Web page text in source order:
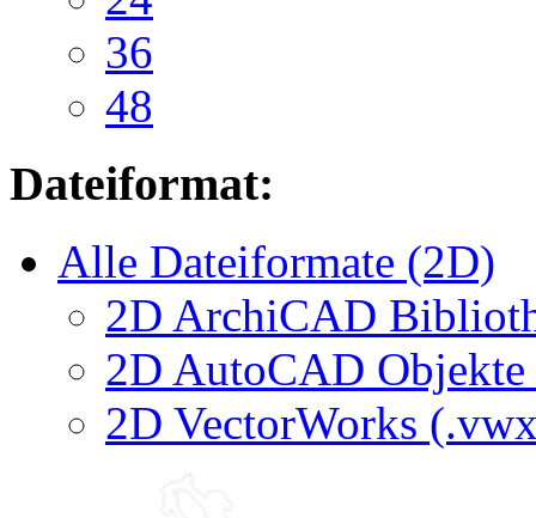
36
48
Dateiformat:
Alle Dateiformate (2D)
2D ArchiCAD
2D AutoCAD
2D VectorWorks